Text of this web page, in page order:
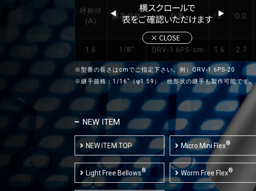
呼称径
(A)
継手規格 型番 I.D. O.D.
1.6 1/8" ORV-1.6PS-cm 1.6 2.7
※型番の長さはcmでご指定下さい。例）ORV-1.6PS-20
※継手規格：1/16”（φ1.59）、他形状の継手も製作可能です。
NEW ITEM
NEW ITEM TOP Micro Mini Flex®
Light Free Bellows® Worm Free Flex®